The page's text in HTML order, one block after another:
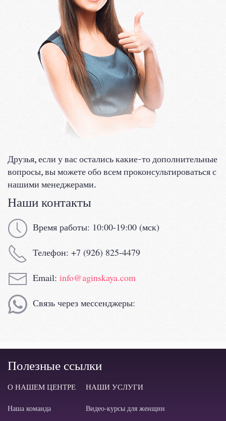
Друзья, если у вас остались какие-то дополнительные
вопросы, вы можете обо всем проконсультироваться с
нашими менеджерами.
Наши контакты
Время работы: 10:00-19:00 (мск)
Телефон: +7 (926) 825-4479
Email: info@aginskaya.com
Связь через мессенджеры:
Полезные ссылки
О НАШЕМ ЦЕНТРЕ
Наша команда
НАШИ УСЛУГИ
Видео-курсы для женщин